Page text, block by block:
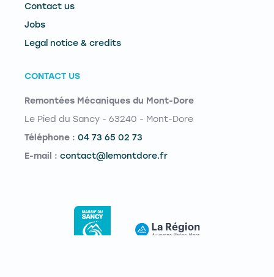
Contact us
Jobs
Legal notice & credits
CONTACT US
Remontées Mécaniques du Mont-Dore
Le Pied du Sancy - 63240 - Mont-Dore
Téléphone : 04 73 65 02 73
E-mail : contact@lemontdore.fr